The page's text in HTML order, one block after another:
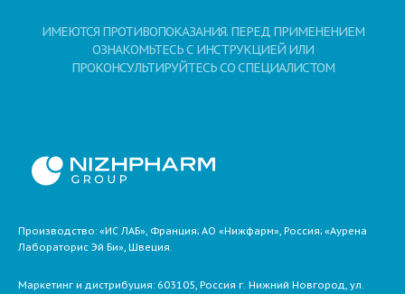
ИМЕЮТСЯ ПРОТИВОПОКАЗАНИЯ. ПЕРЕД ПРИМЕНЕНИЕМ
ОЗНАКОМЬТЕСЬ С ИНСТРУКЦИЕЙ ИЛИ
ПРОКОНСУЛЬТИРУЙТЕСЬ СО СПЕЦИАЛИСТОМ
Производство: «ИС ЛАБ», Франция; АО «Нижфарм», Россия; «Аурена
Лабораторис Эй Би», Швеция.
Маркетинг и дистрибуция: 603105, Россия г. Нижний Новгород, ул.